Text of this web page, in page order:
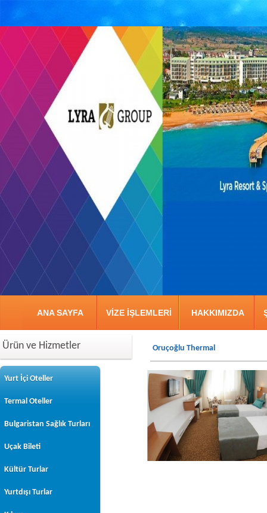
ANA SAYFA VİZE İŞLEMLERİ HAKKIMIZDA
Ürün ve Hizmetler
Yurt İçi Oteller
Termal Oteller
Bulgaristan Sağlık Turları
Uçak Bileti
Kültür Turlar
Yurtdışı Turlar
Oruçoğlu Thermal